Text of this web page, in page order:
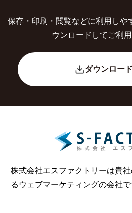
保存・印刷・閲覧などに利用しや
ウンロードしてご利用
ダウンロー
株式会社エスファクトリーは貴
る ウェブマーケティングの会社で